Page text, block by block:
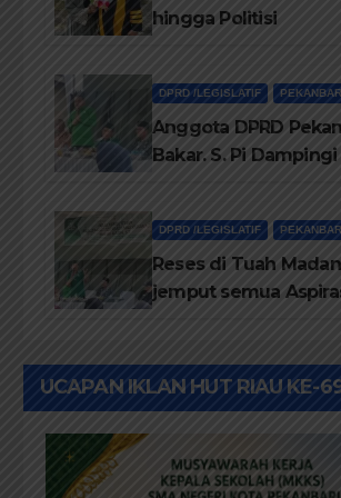
hingga Politisi
DPRD /LEGISLATIF
Anggota DPRD
Bakar. S. Pi Dampingi
DPRD /LEGISLATIF
Reses di Tuah
jemput semua
UCAPAN IKLAN HUT RIAU KE-